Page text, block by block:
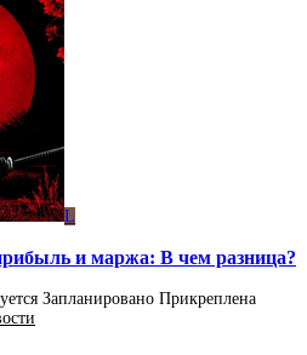
L
и маржа: В чем разница?
Запланировано Прикреплена